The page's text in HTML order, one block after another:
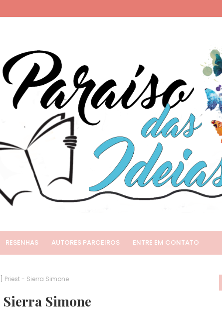
RESENHAS AUTORES PARCEIROS ENTRE EM CONTATO
Priest - Sierra Simone
Simone